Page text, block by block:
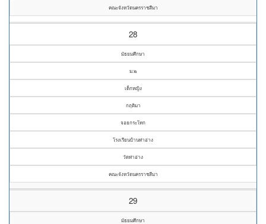
คณะจังหวัดนครราชสีมา
28
มัธยมศึกษา
ม.๒
เด็กหญิง
กฤติมา
จอยกระโทก
โรงเรียนบ้านท่าอ่าง
วัดท่าอ่าง
คณะจังหวัดนครราชสีมา
29
มัธยมศึกษา